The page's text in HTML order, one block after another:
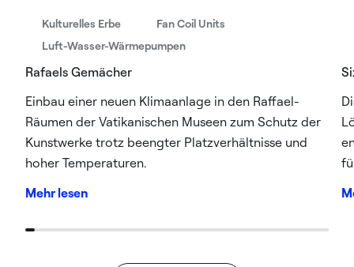
Kulturelles Erbe
Fan Coil Units
Luft-Wasser-Wärmepumpen
Rafaels Gemächer
Einbau einer neuen Klimaanlage in den Raffael-
Räumen der Vatikanischen Museen zum Schutz der
Kunstwerke trotz beengter Platzverhältnisse und
hoher Temperaturen.
Mehr lesen